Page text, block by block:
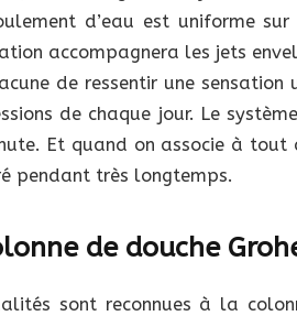
d’eau est uniforme
accompagnera les jets
de ressentir une
de chaque jour. Le
Et quand on associe à
pendant très longtemps.
de douche
sont reconnues à la